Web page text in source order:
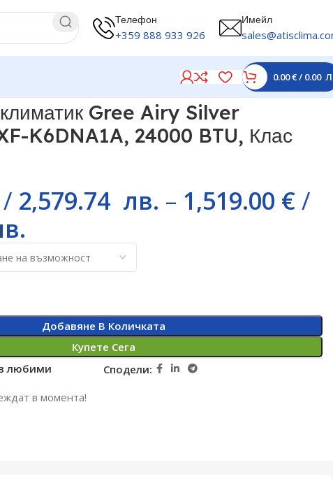
Телефон
+359 888 933 926
Имейл
0.00€/ 0.00
Gree Airy Silver
K6DNA1A, 24000 BTU, Клас
2,579.74 лв. – 1,519.00 €/
Добавяне В Количката
Купете Сега
любими Сподели:
в момента!